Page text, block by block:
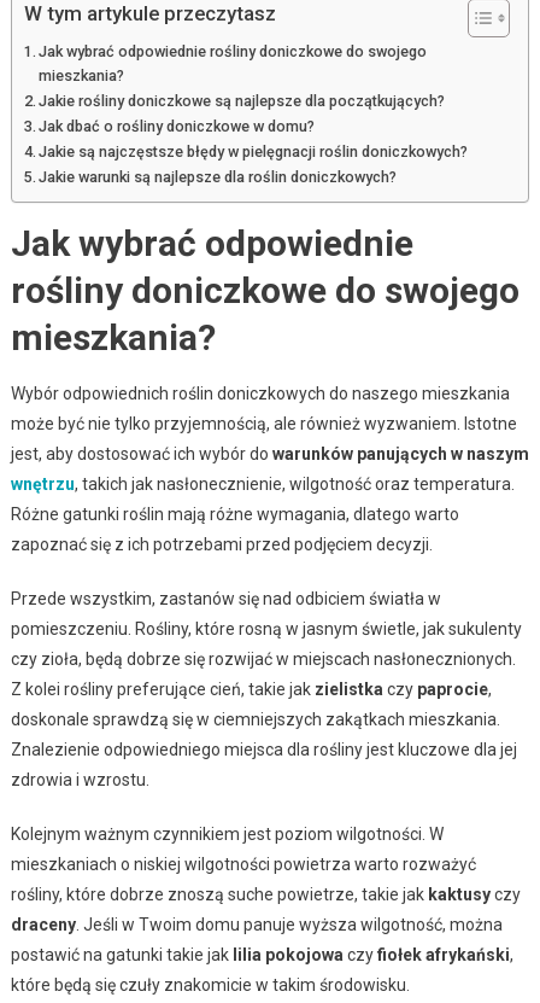
W tym artykule przeczytasz
Jak wybrać odpowiednie rośliny doniczkowe do swojego
mieszkania?
Jakie rośliny doniczkowe są najlepsze dla początkujących?
Jak dbać o rośliny doniczkowe w domu?
Jakie są najczęstsze błędy w pielęgnacji roślin doniczkowych?
Jakie warunki są najlepsze dla roślin doniczkowych?
Jak wybrać odpowiednie
rośliny doniczkowe do swojego
mieszkania?
Wybór odpowiednich roślin doniczkowych do naszego mieszkania
może być nie tylko przyjemnością, ale również wyzwaniem. Istotne
jest, aby dostosować ich wybór do warunków panujących w naszym
wnętrzu, takich jak nasłonecznienie, wilgotność oraz temperatura.
Różne gatunki roślin mają różne wymagania, dlatego warto
zapoznać się z ich potrzebami przed podjęciem decyzji.
Przede wszystkim, zastanów się nad odbiciem światła w
pomieszczeniu. Rośliny, które rosną w jasnym świetle, jak sukulenty
czy zioła, będą dobrze się rozwijać w miejscach nasłonecznionych.
Z kolei rośliny preferujące cień, takie jak zielistka czy paprocie,
doskonale sprawdzą się w ciemniejszych zakątkach mieszkania.
Znalezienie odpowiedniego miejsca dla rośliny jest kluczowe dla jej
zdrowia i wzrostu.
Kolejnym ważnym czynnikiem jest poziom wilgotności. W
mieszkaniach o niskiej wilgotności powietrza warto rozważyć
rośliny, które dobrze znoszą suche powietrze, takie jak kaktusyczy
draceny. Jeśli w Twoim domu panuje wyższa wilgotność, można
postawić na gatunki takie jak lilia pokojowa czyfiołek afrykański,
które będą się czuły znakomicie w takim środowisku.